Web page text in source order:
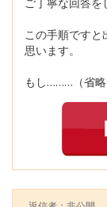
この手順ですと
思います。
もし………（省